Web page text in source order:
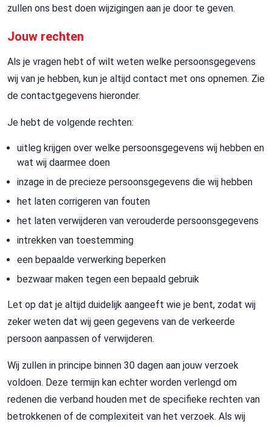
zullen ons best doen wijzigingen aan je door te geven.
Jouw rechten
Als je vragen hebt of wilt weten welke persoonsgegevens
wij van je hebben, kun je altijd contact met ons opnemen. Zie
de contactgegevens hieronder.
Je hebt de volgende rechten:
uitleg krijgen over welke persoonsgegevens wij hebben en
wat wij daarmee doen
inzage in de precieze persoonsgegevens die wij hebben
het laten corrigeren van fouten
het laten verwijderen van verouderde persoonsgegevens
intrekken van toestemming
een bepaalde verwerking beperken
bezwaar maken tegen een bepaald gebruik
Let op dat je altijd duidelijk aangeeft wie je bent, zodat wij
zeker weten dat wij geen gegevens van de verkeerde
persoon aanpassen of verwijderen.
Wij zullen in principe binnen 30 dagen aan jouw verzoek
voldoen. Deze termijn kan echter worden verlengd om
redenen die verband houden met de specifieke rechten van
betrokkenen of de complexiteit van het verzoek. Als wij